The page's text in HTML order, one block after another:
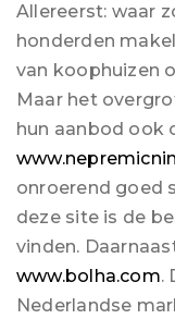
Allereerst: waar
honderden
van koophuizen
Maar het
hun aanbod ook
onroerend goed
deze site is de
vinden.
www.bolha.com.
Nederlandse